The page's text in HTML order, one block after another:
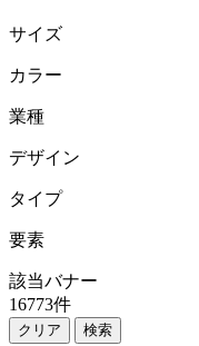
サイズ
カラー
業種
デザイン
タイプ
要素
該当バナー
16773件
検索